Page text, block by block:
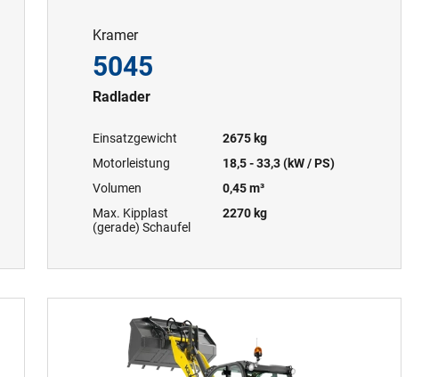
Kramer
5045
Radlader
Einsatzgewicht
2675 kg
Motorleistung
18,5 - 33,3 (kW / PS)
Volumen
0,45 m³
Max. Kipplast
(gerade) Schaufel
2270 kg